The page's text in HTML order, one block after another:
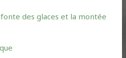
des glaces et la montée